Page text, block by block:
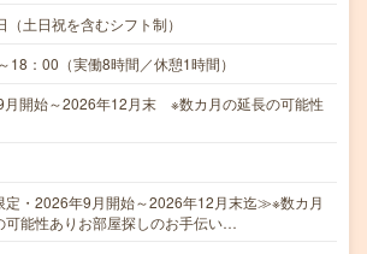
（土日祝を含むシフト制）
18：00（実働8時間／休憩1時間）
月開始～2026年12月末 ※数カ月の延長の可能性
・2026年9月開始～2026年12月末迄≫※数カ月
可能性ありお部屋探しのお手伝い…